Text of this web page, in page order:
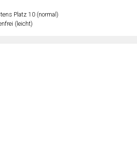
Platz 10 (normal)
(leicht)